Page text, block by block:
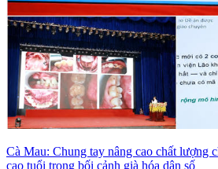
Cà Mau: Chung tay nâng cao chất lượng
cao tuổi trong bối cảnh già hóa dân số